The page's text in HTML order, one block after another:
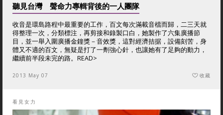
聽見台灣 聲命力專輯背後的一人團隊
收音是環島路程中最重要的工作，百文每次滿載音檔而歸，二三天就
得整理一次，分類標注，再剪接和錄製口白，她製作了六集廣播節
目，並一舉入圍廣播金鐘獎－音效獎，這對經濟拮据，設備刻苦，身
體又不適的百文，無疑是打了一劑強心針，也讓她有了足夠的動力，
繼續前半段未完的路。 READ>
2013 May 07 收藏
看見女力